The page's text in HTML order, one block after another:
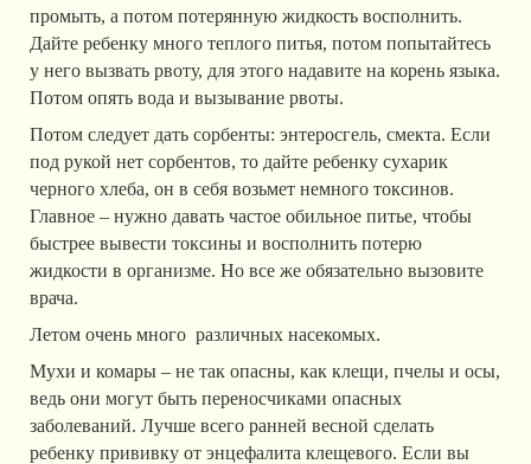
промыть, а потом потерянную жидкость восполнить.
Дайте ребенку много теплого питья, потом попытайтесь
у него вызвать рвоту, для этого надавите на корень языка.
Потом опять вода и вызывание рвоты.
Потом следует дать сорбенты: энтеросгель, смекта. Если
под рукой нет сорбентов, то дайте ребенку сухарик
черного хлеба, он в себя возьмет немного токсинов.
Главное – нужно давать частое обильное питье, чтобы
быстрее вывести токсины и восполнить потерю
жидкости в организме. Но все же обязательно вызовите
врача.
Летом очень много различных насекомых.
Мухи и комары – не так опасны, как клещи, пчелы и осы,
ведь они могут быть переносчиками опасных
заболеваний. Лучше всего ранней весной сделать
ребенку прививку от энцефалита клещевого. Если вы